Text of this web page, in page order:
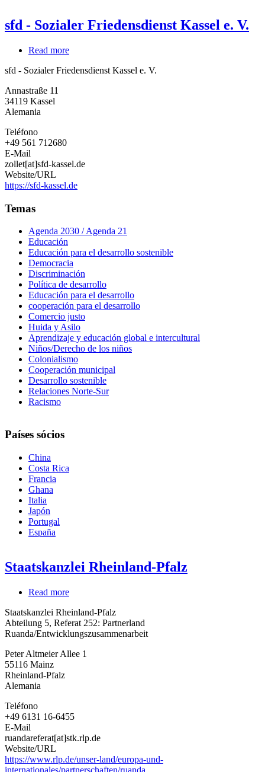
sfd - Sozialer Friedensdienst Kassel e. V.
Read more
-
sfd - Sozialer Friedensdienst Kassel e. V.
Annastraße 11
34119 Kassel
Alemania
Teléfono
+49 561 712680
E-Mail
zollet[at]sfd-kassel.de
Website/URL
https://sfd-kassel.de
Temas
Agenda 2030 / Agenda 21
Educación
Educación para el desarrollo sostenible
Democracia
Discriminación
Política de desarrollo
Educación para el desarrollo
cooperación para el desarrollo
Comercio justo
Huida y Asilo
Aprendizaje y educación global e intercultural
Niños/Derecho de los niños
Colonialismo
Cooperación municipal
Desarrollo sostenible
Relaciones Norte-Sur
Racismo
Países sócios
China
Costa Rica
Francia
Ghana
Italia
Japón
Portugal
España
Staatskanzlei Rheinland-Pfalz
Read more
Rheinland-
Pfalz
Staatskanzlei Rheinland-Pfalz
Abteilung 5, Referat 252: Partnerland
Ruanda/Entwicklungszusammenarbeit
Peter Altmeier Allee 1
55116 Mainz
Rheinland-Pfalz
Alemania
Teléfono
+49 6131 16-6455
E-Mail
ruandareferat[at]stk.rlp.de
Website/URL
https://www.rlp.de/unser-land/europa-und-
internationales/partnerschaften/ruanda